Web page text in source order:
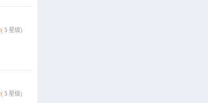
( 5 星级)
( 5 星级)